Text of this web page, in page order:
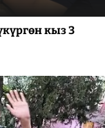
кыз 3